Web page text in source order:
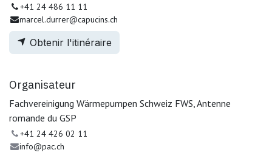
+41 24 486 11 11
marcel.durrer@capucins.ch
Obtenir l'itinéraire
Organisateur
Fachvereinigung Wärmepumpen Schweiz FWS, Antenne
romande du GSP
+41 24 426 02 11
info@pac.ch